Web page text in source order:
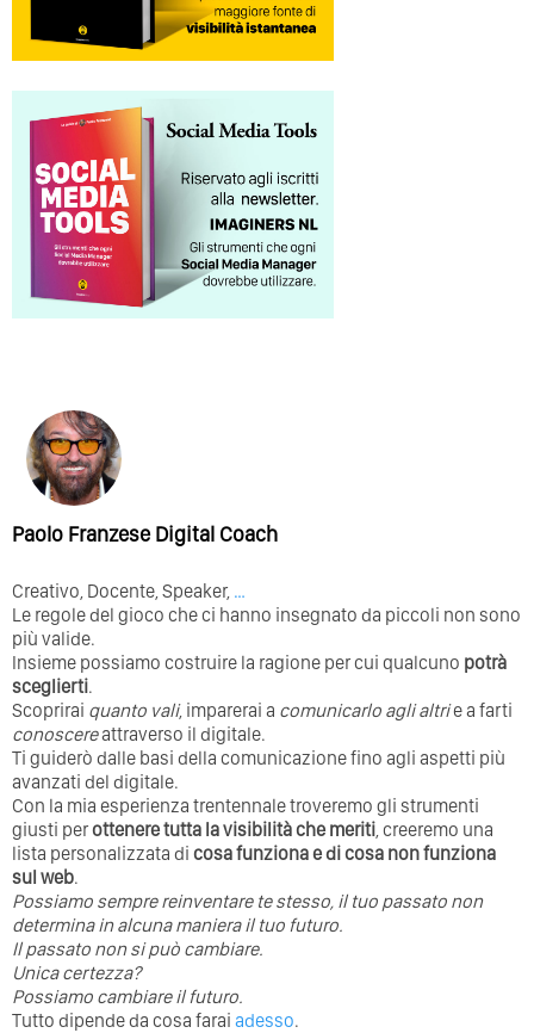
Paolo Franzese Digital Coach
Creativo, Docente, Speaker, …
Le regole del gioco che ci hanno insegnato da piccoli non sono
più valide.
Insieme possiamo costruire la ragione per cui qualcuno potrà
sceglierti.
Scoprirai quanto vali, imparerai a comunicarlo agli altrie a farti
conoscereattraverso il digitale.
Ti guiderò dalle basi della comunicazione fino agli aspetti più
avanzati del digitale.
Con la mia esperienza trentennale troveremo gli strumenti
giusti perottenere tutta la visibilità che meriti, creeremo una
lista personalizzata di cosa funziona e di cosa non funziona
sul web.
Possiamo sempre reinventare te stesso, il tuo passato non
determina in alcuna maniera il tuo futuro. ⁣
⁣Il passato non si può cambiare.
Unica certezza?
Possiamo cambiare il futuro.
Tutto dipende da cosa farai adesso.